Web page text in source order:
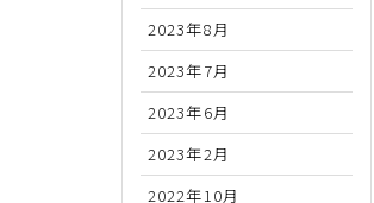
2023年8月
2023年7月
2023年6月
2023年2月
2022年10月